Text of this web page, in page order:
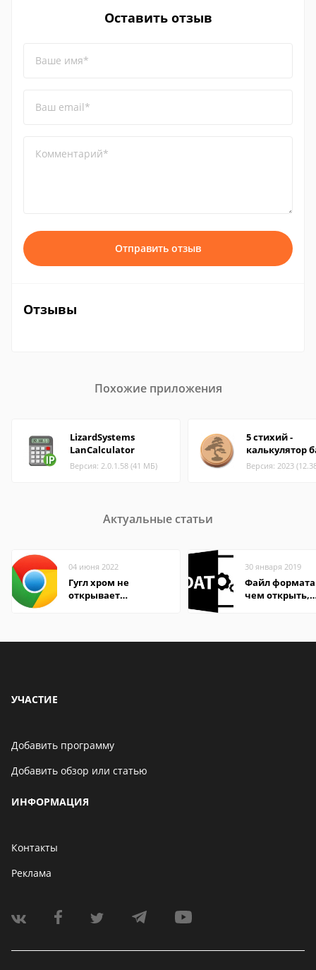
Оставить отзыв
Ваше имя*
Ваш email*
Комментарий*
Отправить отзыв
Отзывы
Похожие приложения
LizardSystems
LanCalculator
Версия: 2.0.1.58 (41 МБ)
5 стихий -
калькулятор
Версия: 2023
Актуальные статьи
04 июня 2022
Гугл хром не
открывает
30 января 2019
Файл формата
чем открыть,
УЧАСТИЕ
Добавить программу
Добавить обзор или статью
ИНФОРМАЦИЯ
Контакты
Реклама